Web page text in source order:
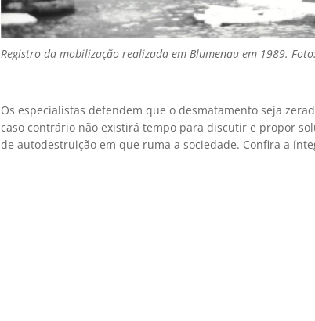
Registro da mobilização realizada em Blumenau em 1989.
Os especialistas defendem que o desmatamento seja
caso contrário não existirá tempo para discutir e propor
de autodestruição em que ruma a sociedade. Confira a